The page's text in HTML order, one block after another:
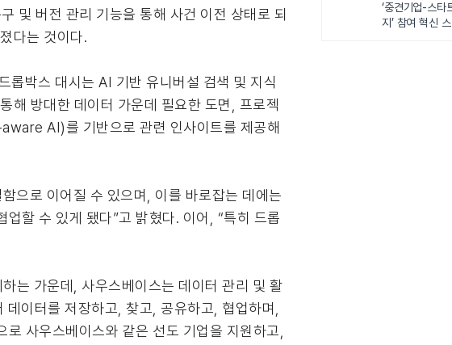
및 버전 관리 기능을 통해 사건 이전 상태로 되
다는 것이다.
박스 대시는 AI 기반 유니버설 검색 및 지식
해 방대한 데이터 가운데 필요한 도면, 프로젝
AI)를 기반으로 관련 인사이트를 제공해
으로 이어질 수 있으며, 이를 바로잡는 데에는
할 수 있게 됐다”고 밝혔다. 이어, “특히 드롭
는 가운데, 사우스베이스는 데이터 관리 및 활
이터를 저장하고, 찾고, 공유하고, 협업하며,
사우스베이스와 같은 선도 기업을 지원하고,
‘중견기업-스타
지’ 참여 혁신